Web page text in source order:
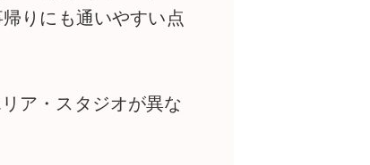
りにも通いやすい点
ア・スタジオが異な